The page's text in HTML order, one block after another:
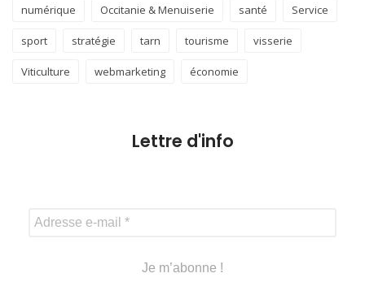
numérique Occitanie & Menuiserie santé Service
sport stratégie tarn tourisme visserie
Viticulture webmarketing économie
Lettre d'info